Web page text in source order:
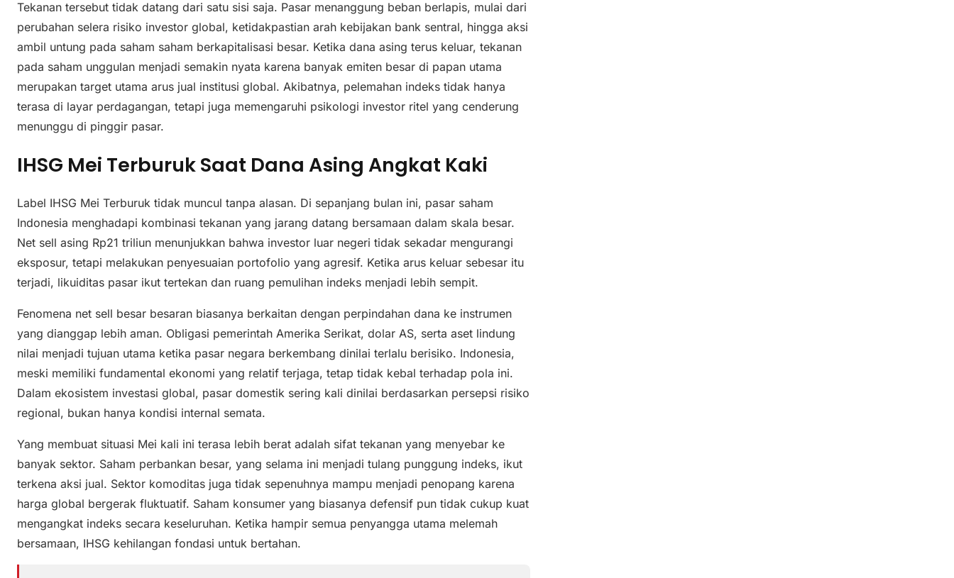
Tekanan tersebut tidak datang dari satu sisi saja. Pasar menanggung beban berlapis, mulai dari
perubahan selera risiko investor global, ketidakpastian arah kebijakan bank sentral, hingga aksi
ambil untung pada saham saham berkapitalisasi besar. Ketika dana asing terus keluar, tekanan
pada saham unggulan menjadi semakin nyata karena banyak emiten besar di papan utama
merupakan target utama arus jual institusi global. Akibatnya, pelemahan indeks tidak hanya
terasa di layar perdagangan, tetapi juga memengaruhi psikologi investor ritel yang cenderung
menunggu di pinggir pasar.
IHSG Mei Terburuk Saat Dana Asing Angkat Kaki
Label IHSG Mei Terburuk tidak muncul tanpa alasan. Di sepanjang bulan ini, pasar saham
Indonesia menghadapi kombinasi tekanan yang jarang datang bersamaan dalam skala besar.
Net sell asing Rp21 triliun menunjukkan bahwa investor luar negeri tidak sekadar mengurangi
eksposur, tetapi melakukan penyesuaian portofolio yang agresif. Ketika arus keluar sebesar itu
terjadi, likuiditas pasar ikut tertekan dan ruang pemulihan indeks menjadi lebih sempit.
Fenomena net sell besar besaran biasanya berkaitan dengan perpindahan dana ke instrumen
yang dianggap lebih aman. Obligasi pemerintah Amerika Serikat, dolar AS, serta aset lindung
nilai menjadi tujuan utama ketika pasar negara berkembang dinilai terlalu berisiko. Indonesia,
meski memiliki fundamental ekonomi yang relatif terjaga, tetap tidak kebal terhadap pola ini.
Dalam ekosistem investasi global, pasar domestik sering kali dinilai berdasarkan persepsi risiko
regional, bukan hanya kondisi internal semata.
Yang membuat situasi Mei kali ini terasa lebih berat adalah sifat tekanan yang menyebar ke
banyak sektor. Saham perbankan besar, yang selama ini menjadi tulang punggung indeks, ikut
terkena aksi jual. Sektor komoditas juga tidak sepenuhnya mampu menjadi penopang karena
harga global bergerak fluktuatif. Saham konsumer yang biasanya defensif pun tidak cukup kuat
mengangkat indeks secara keseluruhan. Ketika hampir semua penyangga utama melemah
bersamaan, IHSG kehilangan fondasi untuk bertahan.